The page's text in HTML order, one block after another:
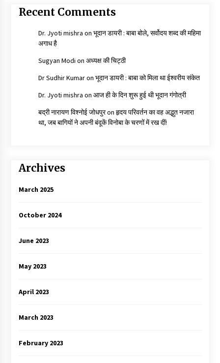
Recent Comments
Dr. Jyoti mishra on भूदान डायरी : बाबा बोले, सर्वोदय शब्द की महिमा
अगाध है
Sugyan Modi on अध्यक्ष की चिट्ठी
Dr Sudhir Kumaron भूदान डायरी : बाबा को मिला था ईश्वरीय संकेत
Dr. Jyoti mishra on आज ही के दिन शुरू हुई थी भूदान गंगोत्री
बद्री नारायण विश्नोई जोधपुरon हृदय परिवर्तन का वह अद्भुत नजारा
था, जब बागियों ने अपनी बंदूकें विनोबा के चरणों में रख दीं!
Archives
March 2025
October 2024
June 2023
May 2023
April 2023
March 2023
February 2023